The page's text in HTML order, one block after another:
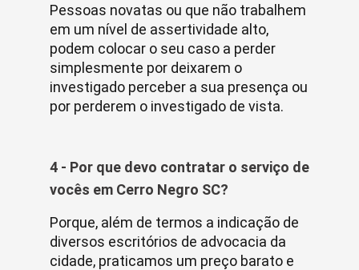
Pessoas novatas ou que não trabalhem
em um nível de assertividade alto,
podem colocar o seu caso a perder
simplesmente por deixarem o
investigado perceber a sua presença ou
por perderem o investigado de vista.
4 - Por que devo contratar o serviço de
vocês em Cerro Negro SC?
Porque, além de termos a indicação de
diversos escritórios de advocacia da
cidade, praticamos um preço barato e